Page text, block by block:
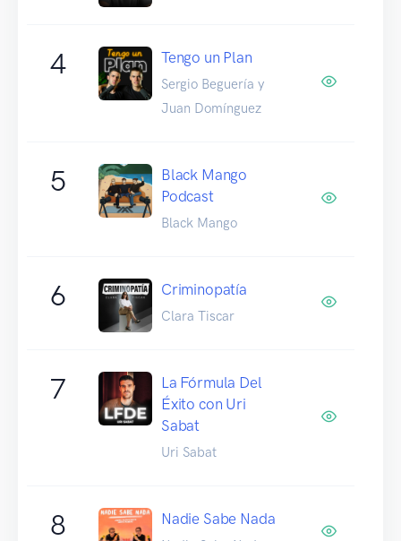
4 Tengo un Plan
Sergio Beguería y
Juan Domínguez
5
Black Mango
Podcast
Black Mango
6 Criminopatía
Clara Tiscar
7
La Fórmula Del
Éxito con Uri
Sabat
Uri Sabat
8 Nadie Sabe Nada